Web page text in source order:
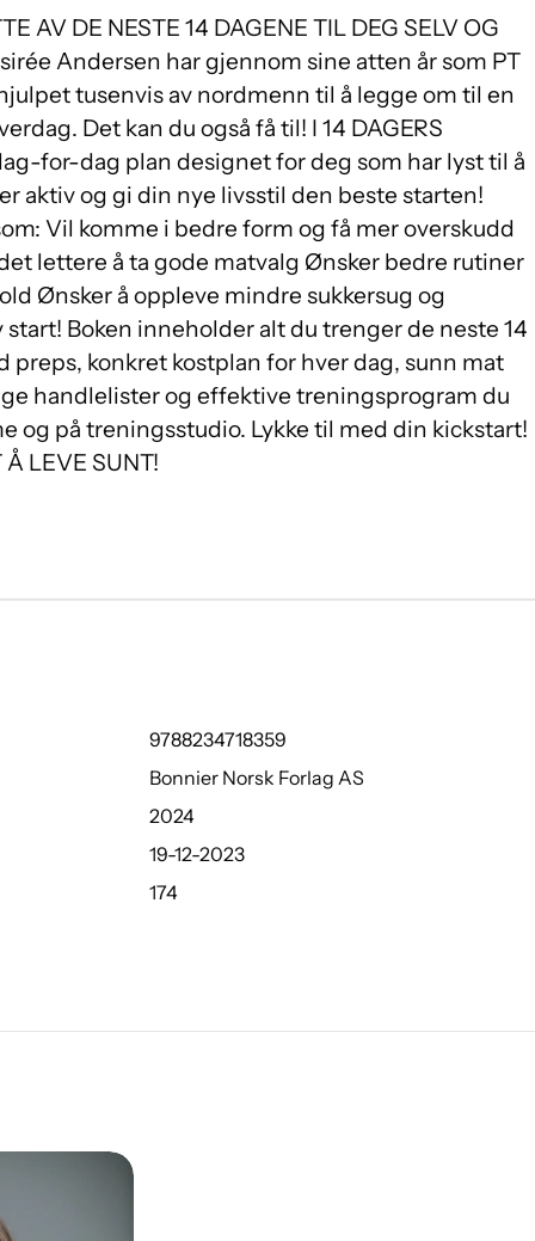
AV DE NESTE 14 DAGENE TIL DEG SELV OG
Andersen har gjennom sine atten år som PT
tusenvis av nordmenn til å legge om til en
Det kan du også få til! I 14 DAGERS
for-dag plan designet for deg som har lyst til å
aktiv og gi din nye livsstil den beste starten!
Vil komme i bedre form og få mer overskudd
lettere å ta gode matvalg Ønsker bedre rutiner
Ønsker å oppleve mindre sukkersug og
Boken inneholder alt du trenger de neste 14
preps, konkret kostplan for hver dag, sunn mat
handlelister og effektive treningsprogram du
og på treningsstudio. Lykke til med din kickstart!
LEVE SUNT!
9788234718359
Bonnier Norsk Forlag AS
2024
19-12-2023
174